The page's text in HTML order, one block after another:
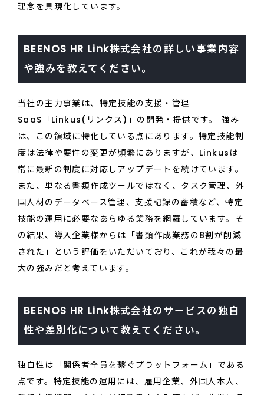
理念を具現化しています。
BEENOS HR Link株式会社の詳しい事業内容
や強みを教えてください。
当社の主力事業は、特定技能の支援・管理
SaaS「Linkus(リンクス)」の開発・提供です。 強み
は、この領域に特化している点にあります。特定技能制
度は法律や要件の変更が頻繁にありますが、Linkusは
常に最新の制度に対応しアップデートを続けています。
また、単なる書類作成ツールではなく、タスク管理、外
国人材のデータベース管理、支援記録の蓄積など、特定
技能の運用に必要なあらゆる業務を網羅しています。そ
の結果、導入企業様からは「書類作成業務の8割が削減
された」という評価をいただいており、これが我々の最
大の強みだと考えています。
BEENOS HR Link株式会社のサービスの独自
性や差別化について教えてください。
独自性は「関係者全員を繋ぐプラットフォーム」である
点です。特定技能の運用には、雇用企業、外国人本人、